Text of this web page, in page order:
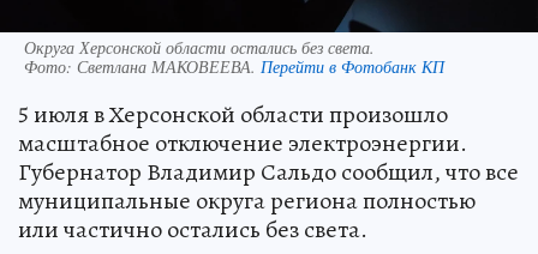
Округа Херсонской области остались без света.
Фото: Светлана МАКОВЕЕВА. Перейти в Фотобанк КП
5 июля в Херсонской области произошло
масштабное отключение электроэнергии.
Губернатор Владимир Сальдо сообщил, что все
муниципальные округа региона полностью
или частично остались без света.